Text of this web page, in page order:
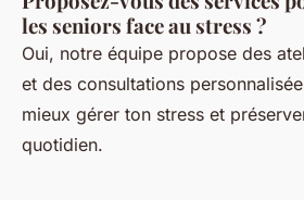
les seniors face au stress ?
Oui, notre équipe propose des
et des consultations
mieux gérer ton stress et
quotidien.